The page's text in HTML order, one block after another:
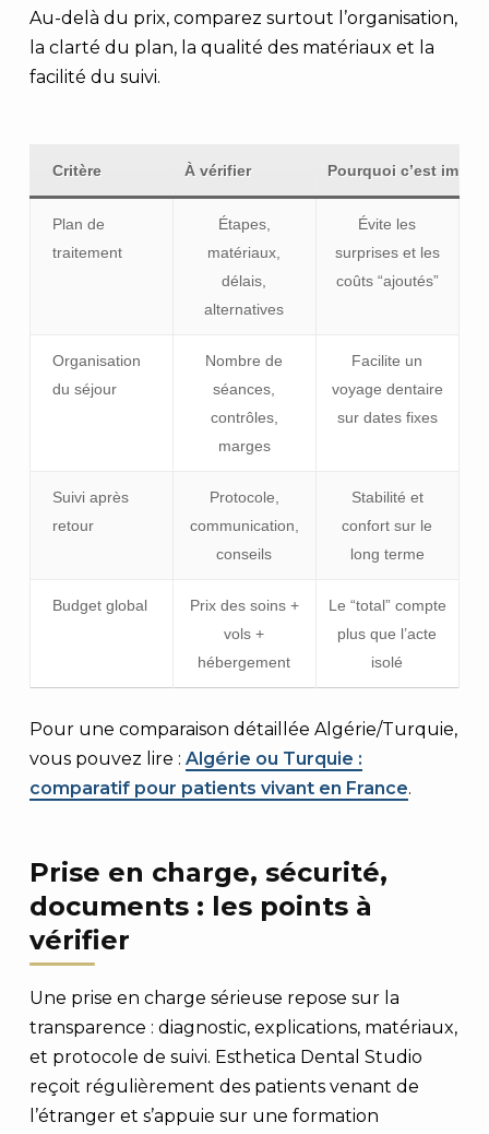
Au-delà du prix, comparez surtout l’organisation,
la clarté du plan, la qualité des matériaux et la
facilité du suivi.
Critère À vérifier Pourquoi c’est
Plan de
traitement
Étapes,
matériaux,
délais,
alternatives
Évite les
surprises et les
coûts “ajoutés”
Organisation
du séjour
Nombre de
séances,
contrôles,
marges
Facilite un
voyage dentaire
sur dates fixes
Suivi après
retour
Protocole,
communication,
conseils
Stabilité et
confort sur le
long terme
Budget global
Prix des soins +
vols +
hébergement
Le “total” compte
plus que l’acte
isolé
Pour une comparaison détaillée Algérie/Turquie,
vous pouvez lire : Algérie ou Turquie :
comparatif pour patients vivant en France.
Prise en charge, sécurité,
documents : les points à
vérifier
Une prise en charge sérieuse repose sur la
transparence : diagnostic, explications, matériaux,
et protocole de suivi. Esthetica Dental Studio
reçoit régulièrement des patients venant de
l’étranger et s’appuie sur une formation